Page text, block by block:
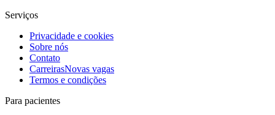
Serviços
Privacidade e cookies
Sobre nós
Contato
CarreirasNovas vagas
Termos e condições
Para pacientes